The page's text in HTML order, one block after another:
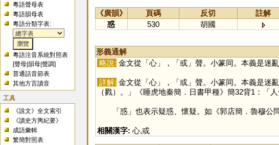
粵語聲母表
粵語韻母表
粵語分類字表:
粵語注音系統對照表
[聲母 |韻母 |聲調]
普通話音節表
其他方言讀音
工具
《說文》全文索引
《讀史方輿紀要》
成語彙輯
繁簡對照表
《廣韻》 頁碼 反切
註解
惑
530 胡國
形義通解
略說: 金文從「心」，「或」聲。小篆同。本義是迷亂
詳解: 金文從「心」，「或」聲。小篆同。本義是迷
（戮）。」《睡虎地秦簡．日書甲種》簡32背1：「
「惑」也表示疑惑、懷疑。如《郭店簡．魯穆公
相關漢字: 心,或